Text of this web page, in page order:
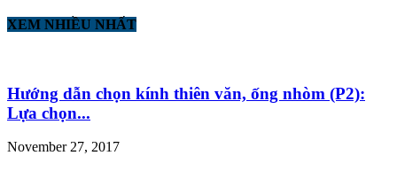
XEM NHIỀU NHẤT
Hướng dẫn chọn kính thiên văn, ống nhòm (P2):
Lựa chọn...
November 27, 2017